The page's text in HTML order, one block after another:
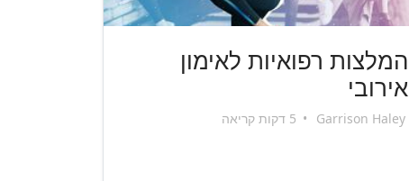
המלצות רפואיות לאימון
אירובי
Garrison Haley
•